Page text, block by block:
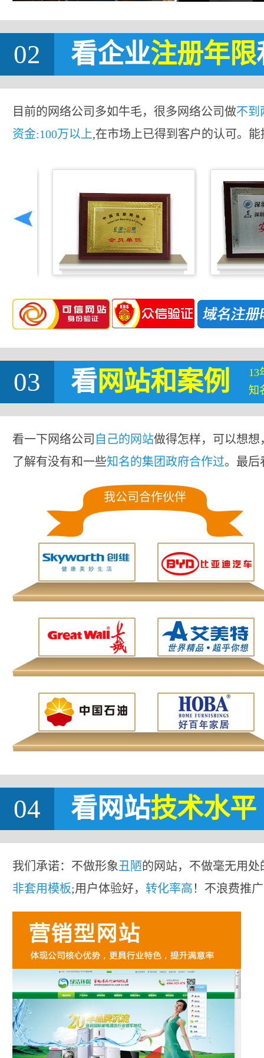
02 看企业注册年限
目前的网络公司多如牛毛，很多网络公司做不到
资金:100万以上,在市场上已得到客户的认可。
03 看网站和案例
13
知
看一下网络公司 自己的网站做得怎样，可以想
了解有没有和一些知名的集团政府合作过。最后
我公司合作伙伴
04 看网站技术水平
我们承诺：不做形象丑陋的网站，不做毫无用处
非套用模板;用户体验好， 转化率高！不浪费推